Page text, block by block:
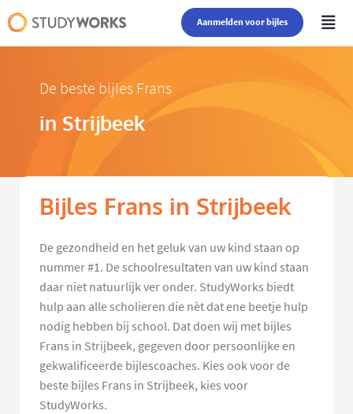
Aanmelden voor bijles
De beste bijles Frans
in Strijbeek
Bijles Frans in Strijbeek
De gezondheid en het geluk van uw kind staan op
nummer #1. De schoolresultaten van uw kind staan
daar niet natuurlijk ver onder. StudyWorks biedt
hulp aan alle scholieren die nèt dat ene beetje hulp
nodig hebben bij school. Dat doen wij met bijles
Frans in Strijbeek, gegeven door persoonlijke en
gekwalificeerde bijlescoaches. Kies ook voor de
beste bijles Frans in Strijbeek, kies voor
StudyWorks.